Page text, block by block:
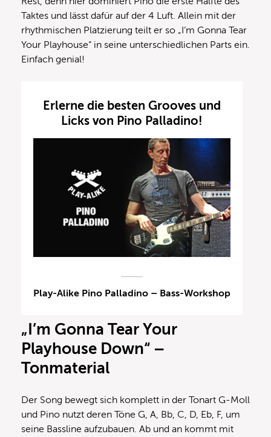
Taktes und lässt dafür auf der 4 Luft. Allein mit der
rhythmischen Platzierung teilt er so „I’m Gonna Tear
Your Playhouse“ in seine unterschiedlichen Parts ein.
Einfach genial!
Erlerne die besten Grooves und
Licks von Pino Palladino!
Play-Alike Pino Palladino – Bass-Workshop
„I’m Gonna Tear Your
Playhouse Down“ –
Tonmaterial
Der Song bewegt sich komplett in der Tonart G-Moll
und Pino nutzt deren Töne G, A, Bb, C, D, Eb, F, um
seine Bassline aufzubauen. Ab und an kommt mit